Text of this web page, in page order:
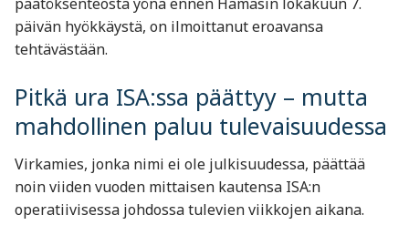
päätöksenteosta yönä ennen Hamasin lokakuun 7.
päivän hyökkäystä, on ilmoittanut eroavansa
tehtävästään.
Pitkä ura ISA:ssa päättyy – mutta
mahdollinen paluu tulevaisuudessa
Virkamies, jonka nimi ei ole julkisuudessa, päättää
noin viiden vuoden mittaisen kautensa ISA:n
operatiivisessa johdossa tulevien viikkojen aikana.